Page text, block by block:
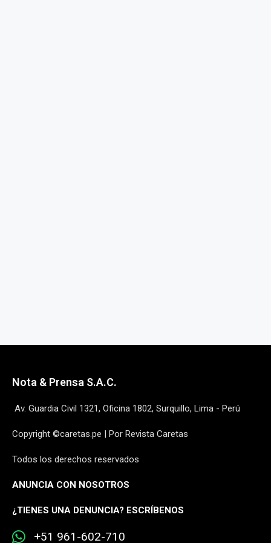
Nota & Prensa S.A.C.
Av. Guardia Civil 1321, Oficina 1802, Surquillo, Lima - Perú
Copyright ©caretas.pe | Por Revista Caretas
Todos los derechos reservados
ANUNCIA CON NOSOTROS
¿TIENES UNA DENUNCIA? ESCRÍBENOS
+51 961-602-710